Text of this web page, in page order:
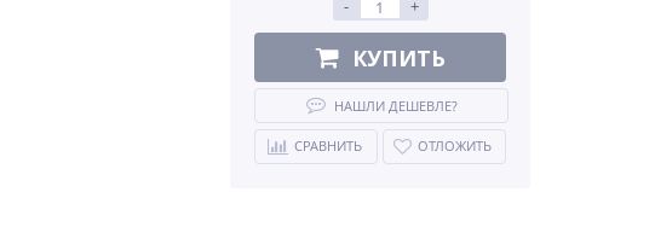
- +
КУПИТЬ
НАШЛИ ДЕШЕВЛЕ?
СРАВНИТЬ ОТЛОЖИТЬ